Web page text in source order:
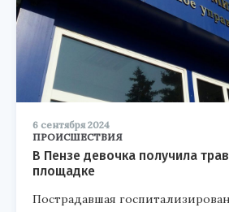
6 сентября 2024
ПРОИСШЕСТВИЯ
В Пензе девочка получила
площадке
Пострадавшая